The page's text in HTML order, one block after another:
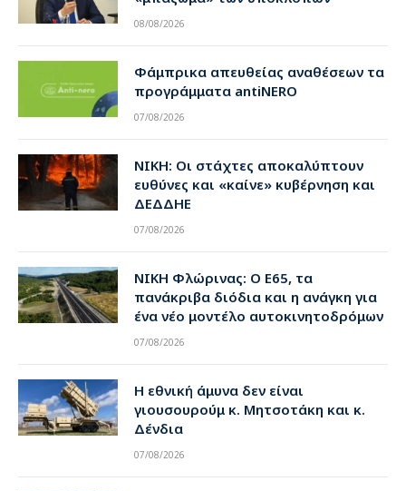
08/08/2026
Φάμπρικα απευθείας αναθέσεων τα
προγράμματα antiNERO
07/08/2026
ΝΙΚΗ: Οι στάχτες αποκαλύπτουν
ευθύνες και «καίνε» κυβέρνηση και
ΔΕΔΔΗΕ
07/08/2026
ΝΙΚΗ Φλώρινας: Ο Ε65, τα
πανάκριβα διόδια και η ανάγκη για
ένα νέο μοντέλο αυτοκινητοδρόμων
07/08/2026
Η εθνική άμυνα δεν είναι
γιουσουρούμ κ. Μητσοτάκη και κ.
Δένδια
07/08/2026